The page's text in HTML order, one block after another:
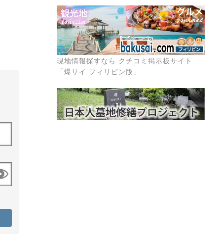
現地情報探すなら クチコミ掲示板サイト
「爆サイ フィリピン版」